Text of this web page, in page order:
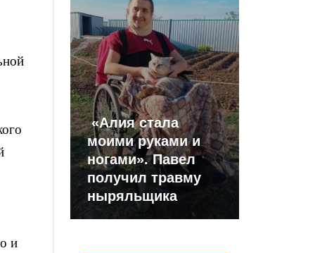
и
«Алия стала
моими руками и
ногами». Павел
получил травму
ныряльщика